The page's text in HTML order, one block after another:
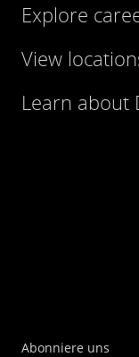
Explore
View
Learn about
Abonniere uns